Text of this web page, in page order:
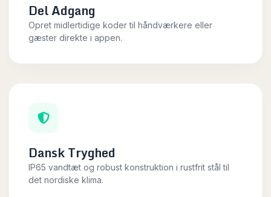
Del Adgang
Opret midlertidige koder til håndværkere eller
gæster direkte i appen.
Dansk Tryghed
IP65 vandtæt og robust konstruktion i rustfrit stål til
det nordiske klima.